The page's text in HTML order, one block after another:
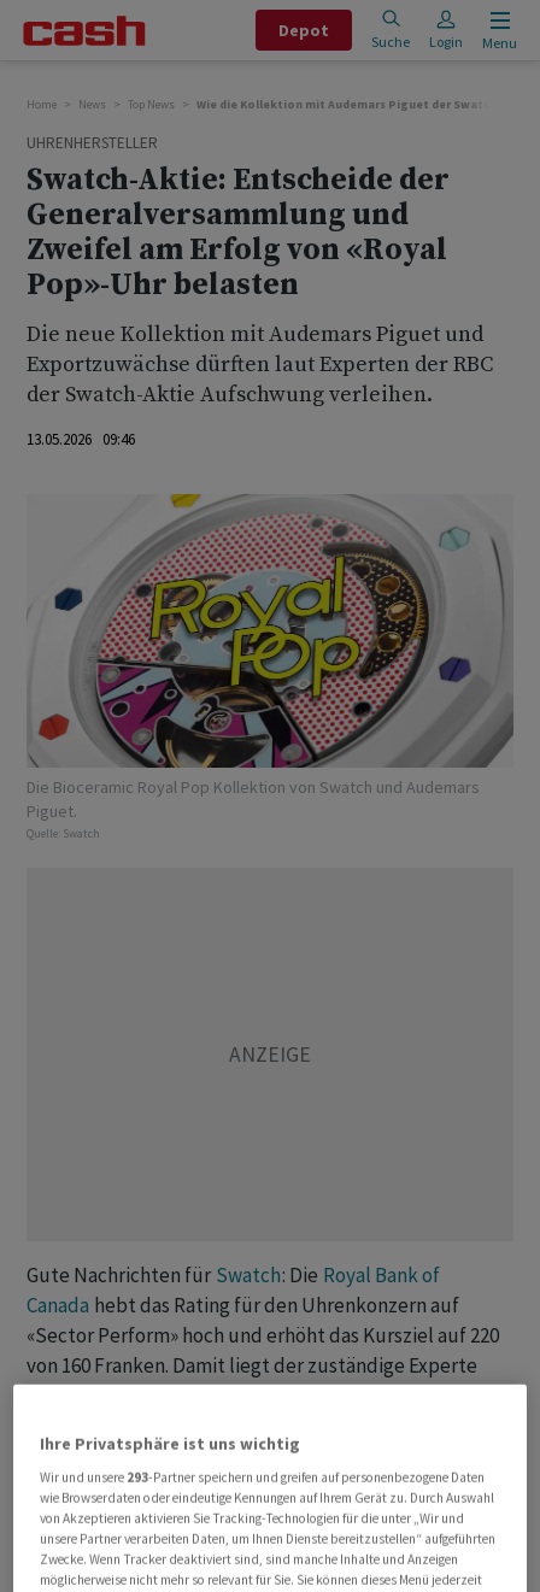
Depot
Suche Login Menu
Home News Top News Wie die Kollektion mit Audemars Piguet der Swatch-Aktie
UHRENHERSTELLER
Swatch-Aktie: Entscheide der
Generalversammlung und
Zweifel am Erfolg von «Royal
Pop»-Uhr belasten
Die neue Kollektion mit Audemars Piguet und
Exportzuwächse dürften laut Experten der RBC
der Swatch-Aktie Aufschwung verleihen.
13.05.2026 09:46
Die Bioceramic Royal Pop Kollektion von Swatch und Audemars
Piguet.
Quelle: Swatch
Gute Nachrichten für Swatch: Die Royal Bank of
Canada hebt das Rating für den Uhrenkonzern auf
«Sector Perform» hoch und erhöht das Kursziel auf 220
von 160 Franken. Damit liegt der zuständige Experte
Hauptgrund für die Hochstufung sei die
Zusammenarbeit mit Audemars Piguet für die neue
«Royal Pop»-Kollektion, schreibt der Analyst. Die
Kollaboration bedeute einen wichtigen neuen
Ihre Privatsphäre ist uns wichtig
Wir und unsere 293-Partner speichern und greifen auf personenbezogene Daten
wie Browserdaten oder eindeutige Kennungen auf Ihrem Gerät zu. Durch Auswahl
von Akzeptieren aktivieren Sie Tracking-Technologien für die unter „Wir und
unsere Partner verarbeiten Daten, um Ihnen Dienste bereitzustellen“ aufgeführten
Zwecke. Wenn Tracker deaktiviert sind, sind manche Inhalte und Anzeigen
möglicherweise nicht mehr so relevant für Sie. Sie können dieses Menü jederzeit